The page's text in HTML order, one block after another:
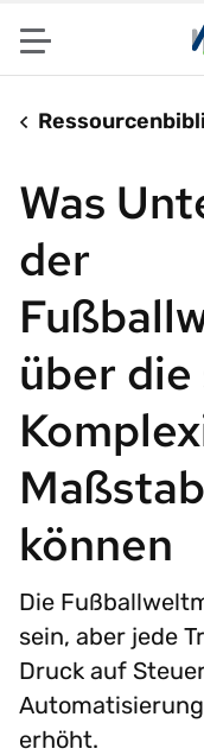
Menu
Was
der
über
können
Die
sein, aber jede
Druck auf
erhöht.